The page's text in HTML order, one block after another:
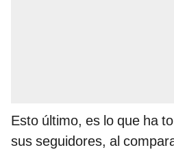
Esto último, es lo que ha
sus seguidores, al